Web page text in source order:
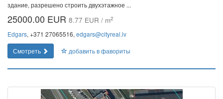
здание, разрешено строить двухэтажное ...
25000.00 EUR 8.77 EUR / m2
Edgars, +371 27065516, edgars@cityreal.lv
Смотреть
добавить в фавориты